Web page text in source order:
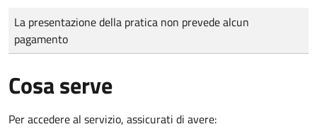
Tipo di pagamento
Importo
La presentazione della pratica non prevede alcun
pagamento
Cosa serve
Per accedere al servizio, assicurati di avere: